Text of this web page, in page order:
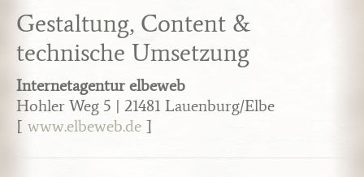
Gestaltung, Content &
technische Umsetzung
Internetagentur elbeweb
Hohler Weg 5 | 21481 Lauenburg/Elbe
[ www.elbeweb.de ]